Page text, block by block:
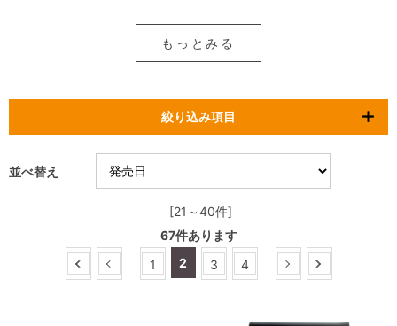
もっとみる
絞り込み項目
並べ替え
[21～40件]
67件あります
1
2 3 4